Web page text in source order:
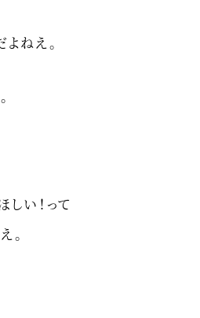
ねえ。
しい！って
。